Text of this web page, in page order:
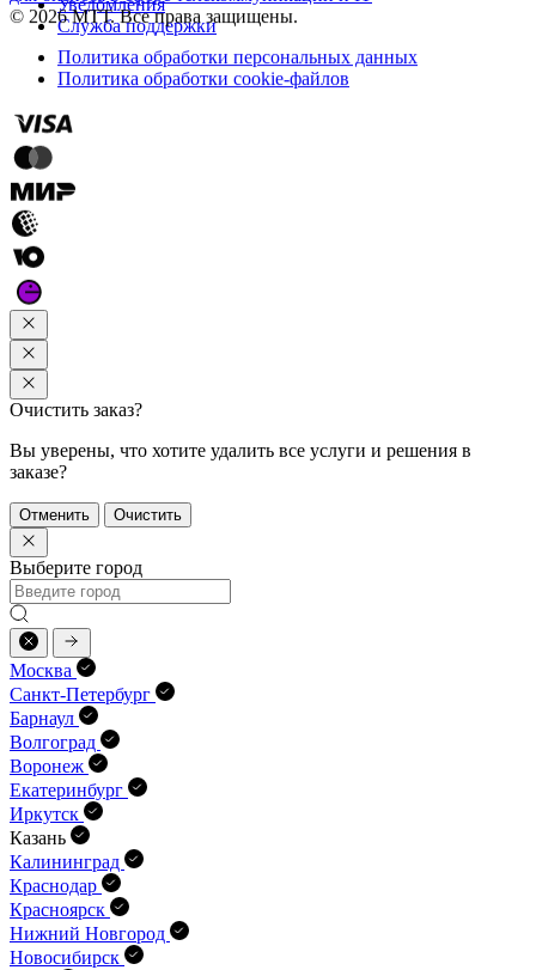
Уведомления
Служба поддержки
© 2026 МТТ. Все права защищены.
Политика обработки персональных данных
Политика обработки cookie-файлов
Очистить заказ?
Вы уверены, что хотите удалить все услуги и решения в
заказе?
Отменить Очистить
Выберите город
Москва
Санкт-Петербург
Барнаул
Волгоград
Воронеж
Екатеринбург
Иркутск
Казань
Калининград
Краснодар
Красноярск
Нижний Новгород
Новосибирск